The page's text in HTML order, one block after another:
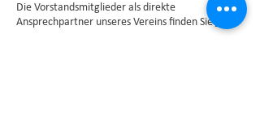
Die Vorstandsmitglieder als direkte
Ansprechpartner unseres Vereins finden Sie